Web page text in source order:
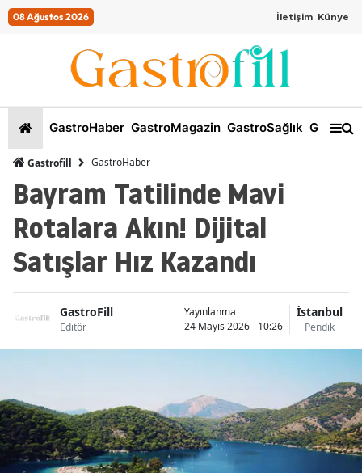
08 Ağustos 2026 İletişim Künye
GastroHaber GastroMagazin GastroSağlık
Gastrofill GastroHaber
Bayram Tatilinde Mavi
Rotalara Akın! Dijital
Satışlar Hız Kazandı
GastroFill
Editör
Yayınlanma
24 Mayıs 2026 - 10:26
İstanbul
Pendik